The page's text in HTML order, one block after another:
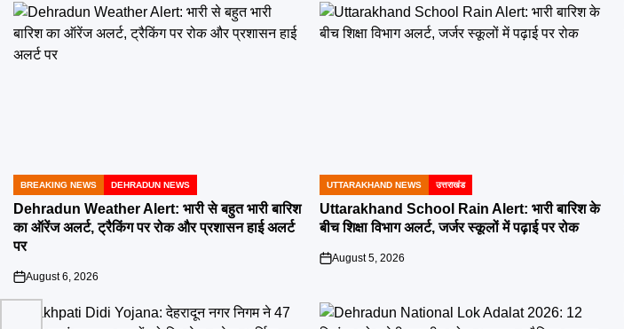
POSTED
IN
BREAKING NEWS DEHRADUN NEWS
Dehradun Weather Alert: भारी से बहुत भारी बारिश
का ऑरेंज अलर्ट, ट्रैकिंग पर रोक और प्रशासन हाई अलर्ट
पर
on
August 6, 2026
POSTED
IN
UTTARAKHAND NEWS उत्तराखंड
Uttarakhand School Rain Alert: भारी बारिश के
बीच शिक्षा विभाग अलर्ट, जर्जर स्कूलों में पढ़ाई पर रोक
on
August 5, 2026